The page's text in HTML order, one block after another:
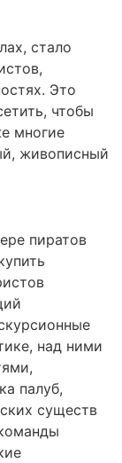
стало
Это
чтобы
многие
живописный
пиратов
над ними
палуб,
существ